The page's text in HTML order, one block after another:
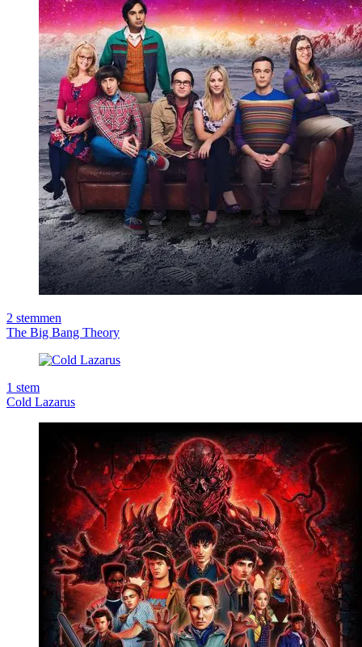
2 stemmen
The Big Bang Theory
1 stem
Cold Lazarus